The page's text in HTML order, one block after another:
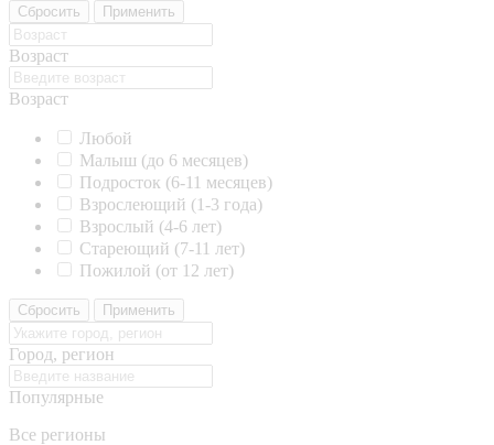
Сбросить Применить
Возраст
Возраст
Любой
Малыш (до 6 месяцев)
Подросток (6-11 месяцев)
Взрослеющий (1-3 года)
Взрослый (4-6 лет)
Стареющий (7-11 лет)
Пожилой (от 12 лет)
Сбросить Применить
Город, регион
Популярные
Все регионы